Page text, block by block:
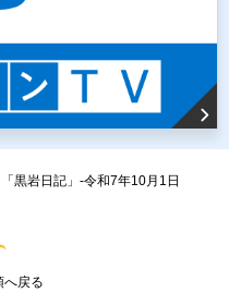
黒岩日記」-令和7年10月1日
へ戻る